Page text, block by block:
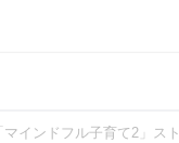
インドフル子育て2」スト